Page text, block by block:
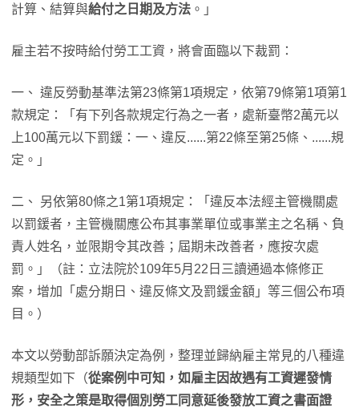
計算、結算與給付之日期及方法 。」
雇主若不按時給付勞工工資，將會面臨以下裁罰：
一、 違反勞動基準法第23條第1項規定，依第79條第1項第1
款規定：「有下列各款規定行為之一者，處新臺幣2萬元以
上100萬元以下罰鍰：一、違反......第22條至第25條、......規
定。」
二、 另依第80條之1第1項規定：「違反本法經主管機關處
以罰鍰者，主管機關應公布其事業單位或事業主之名稱、負
責人姓名，並限期令其改善；屆期未改善者，應按次處
罰。」（註：立法院於109年5月22日三讀通過本條修正
案，增加「處分期日、違反條文及罰鍰金額」等三個公布項
目。）
本文以勞動部訴願決定為例，整理並歸納雇主常見的八種違
規類型如下（從案例中可知，如雇主因故遇有工資遲發情
形，安全之策是取得個別勞工同意延後發放工資之書面證